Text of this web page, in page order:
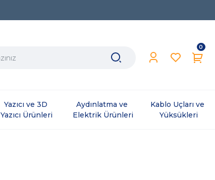
0
Yazıcı ve 3D
Yazıcı Ürünleri
Aydınlatma ve
Elektrik Ürünleri
Kablo Uçları ve
Yüksükleri